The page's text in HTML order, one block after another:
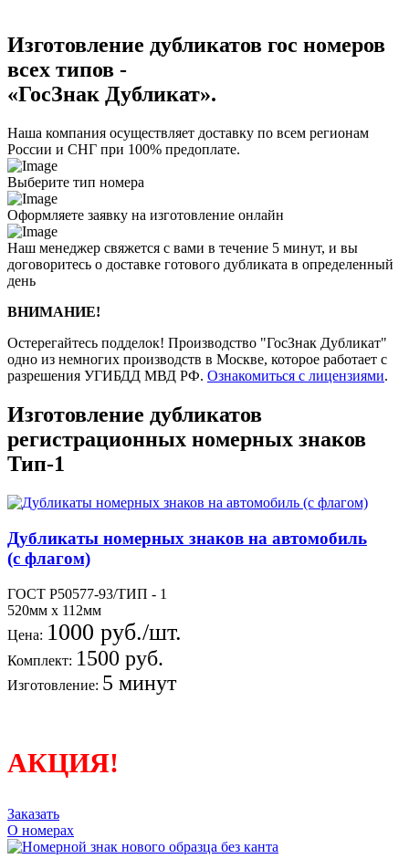
Изготовление дубликатов гос номеров
всех типов -
«ГосЗнак Дубликат».
Наша компания осуществляет доставку по всем регионам
России и СНГ при 100% предоплате.
Выберите тип номера
Оформляете заявку на изготовление онлайн
Наш менеджер свяжется с вами в течение 5 минут, и вы
договоритесь о доставке готового дубликата в определенный
день
ВНИМАНИЕ!
Остерегайтесь подделок! Производство "ГосЗнак Дубликат"
одно из немногих производств в Москве, которое работает с
разрешения УГИБДД МВД РФ. Ознакомиться с лицензиями.
Изготовление дубликатов
регистрационных номерных знаков
Тип-1
Дубликаты номерных знаков на автомобиль
(с флагом)
ГОСТ Р50577-93/ТИП - 1
520мм х 112мм
Цена: 1000 руб./шт.
Комплект: 1500 руб.
Изготовление: 5 минут
АКЦИЯ!
Заказать
О номерах